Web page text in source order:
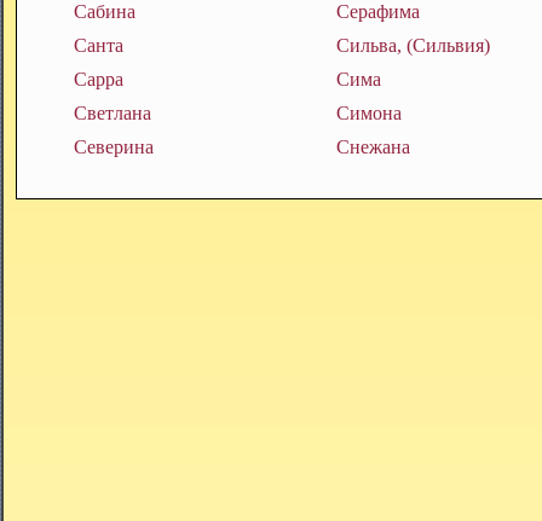
Сабина
Санта
Сарра
Светлана
Северина
Серафима
Сильва, (Сильвия)
Сима
Симона
Снежана